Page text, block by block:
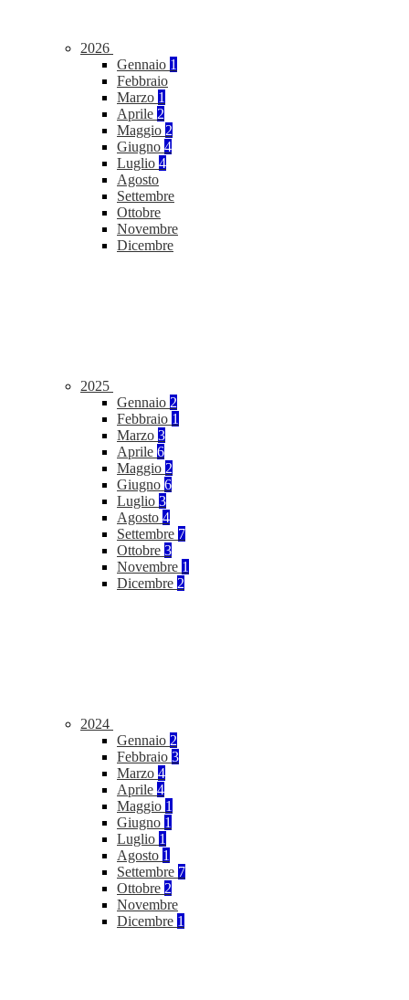
2026
Gennaio 1
Febbraio
Marzo 1
Aprile 2
Maggio 2
Giugno 4
Luglio 4
Agosto
Settembre
Ottobre
Novembre
Dicembre
2025
Gennaio 2
Febbraio 1
Marzo 3
Aprile 6
Maggio 2
Giugno 6
Luglio 3
Agosto 4
Settembre 7
Ottobre 3
Novembre 1
Dicembre 2
2024
Gennaio 2
Febbraio 3
Marzo 4
Aprile 4
Maggio 1
Giugno 1
Luglio 1
Agosto 1
Settembre 7
Ottobre 2
Novembre
Dicembre 1